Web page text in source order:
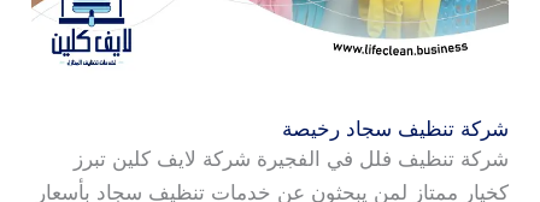
شركة تنظيف سجاد رخيصة
شركة تنظيف فلل في الفجيرة شركة لايف كلين تبرز
كخيار ممتاز لمن يبحثون عن خدمات تنظيف سجاد بأسعار